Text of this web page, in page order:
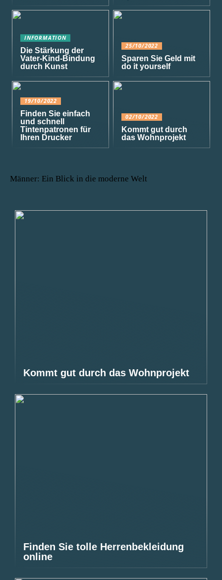
INFORMATION
Die Stärkung der
Vater-Kind-Bindung
durch Kunst
25/10/2022
Sparen Sie Geld mit
do it yourself
19/10/2022
Finden Sie einfach
und schnell
Tintenpatronen für
Ihren Drucker
02/10/2022
Kommt gut durch
das Wohnprojekt
Männer: Ein Blick in die moderne Welt
Kommt gut durch das Wohnprojekt
Finden Sie tolle Herrenbekleidung
online